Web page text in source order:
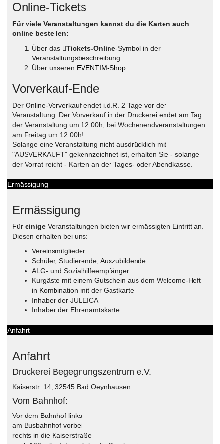
Online-Tickets
Für viele Veranstaltungen kannst du die Karten auch
online bestellen:
Über das
Tickets-Online-Symbol in der
Veranstaltungsbeschreibung
Über unseren EVENTIM-Shop
Vorverkauf-Ende
Der Online-Vorverkauf endet i.d.R. 2 Tage vor der
Veranstaltung. Der Vorverkauf in der Druckerei endet am Tag
der Veranstaltung um 12:00h, bei Wochenendveranstaltungen
am Freitag um 12:00h!
Solange eine Veranstaltung nicht ausdrücklich mit
"AUSVERKAUFT" gekennzeichnet ist, erhalten Sie - solange
der Vorrat reicht - Karten an der Tages- oder Abendkasse.
Ermässigung
Ermässigung
Für einige Veranstaltungen bieten wir ermässigten Eintritt an.
Diesen erhalten bei uns:
Vereinsmitglieder
Schüler, Studierende, Auszubildende
ALG- und Sozialhilfeempfänger
Kurgäste mit einem Gutschein aus dem Welcome-Heft
in Kombination mit der Gastkarte
Inhaber der JULEICA
Inhaber der Ehrenamtskarte
Anfahrt
Anfahrt
Druckerei Begegnungszentrum e.V.
Kaiserstr. 14, 32545 Bad Oeynhausen
Vom Bahnhof:
Vor dem Bahnhof links
am Busbahnhof vorbei
rechts in die Kaiserstraße